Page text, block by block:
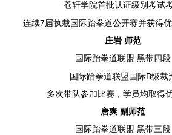
苍轩学院首批认证级别考试
连续7届执裁国际跆拳道公开赛并获得
庄岩 师范
国际跆拳道联盟 黑带四段
国际跆拳道联盟国际B级裁
多次带队参加比赛，学员均取得
唐爽 副师范
国际跆拳道联盟 黑带三段